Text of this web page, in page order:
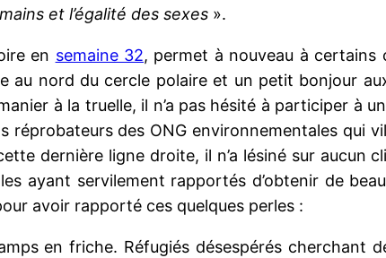
et l’égalité des sexes ».
en semaine 32, permet à nouveau à
nord du cercle polaire et un petit bonjour
à la truelle, il n’a pas hésité à participer à
réprobateurs des ONG environnementales qui
dernière ligne droite, il n’a lésiné sur aucun
ayant servilement rapportés d’obtenir de
avoir rapporté ces quelques perles :
en friche. Réfugiés désespérés cherchant